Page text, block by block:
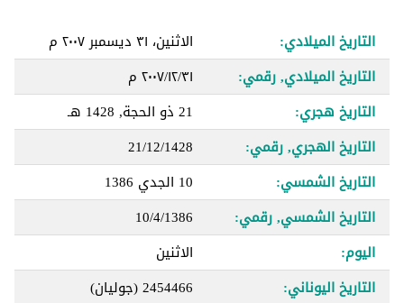
التاريخ الميلادي:
الاثنين، ٣١ ديسمبر ٢٠٠٧ م
التاريخ الميلادي, رقمي:
٣١‏/١٢‏/٢٠٠٧ م
التاريخ هجري:
21 ذو الحجة, 1428 هـ
التاريخ الهجري, رقمي:
21/12/1428
التاريخ الشمسي:
10 الجدي 1386
التاريخ الشمسي, رقمي:
10/4/1386
اليوم:
الاثنين
التاريخ اليوناني:
2454466(جوليان)